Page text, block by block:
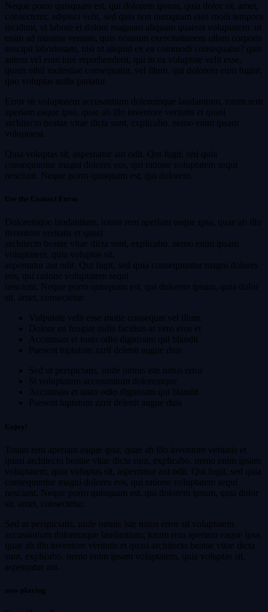
Neque porro quisquam est, qui dolorem ipsum, quia dolor sit, amet,
consectetur, adipisci velit, sed quia non numquam eius modi tempora
incidunt, ut labore et dolore magnam aliquam quaerat voluptatem. ut
enim ad minima veniam, quis nostrum exercitationem ullam corporis
suscipit laboriosam, nisi ut aliquid ex ea commodi consequatur? quis
autem vel eum iure reprehenderit, qui in ea voluptate velit esse,
quam nihil molestiae consequatur, vel illum, qui dolorem eum fugiat,
quo voluptas nulla pariatur.
Error sit voluptatem accusantium doloremque laudantium, totam rem
aperiam eaque ipsa, quae ab illo inventore veritatis et quasi
architecto beatae vitae dicta sunt, explicabo. nemo enim ipsam
voluptaем.
Quia voluptas sit, aspernatur aut odit. Qut fugit, sed quia
consequuntur magni dolores eos, qui ratione voluptatem sequi
nesciunt. Neque porro quisquam est, qui dolorem.
Use the Contact Form
Doloremque laudantium, totam rem aperiam eaque ipsa, quae ab illo
inventore veritatis et quasi
architecto beatae vitae dicta sunt, explicabo. nemo enim ipsam
voluptatem, quia voluptas sit,
aspernatur aut odit. Qut fugit, sed quia consequuntur magni dolores
eos, qui ratione voluptatem sequi
nesciunt. Neque porro quisquam est, qui dolorem ipsum, quia dolor
sit, amet, consectetur.
Vulputate velit esse motie consequat vel illum
Dolore eu feugiat nulla facilisis at vero eros et
Accumsan et iusto odio dignissim qui blandit
Paesent luptatum zzril delenit augue duis
Sed ut perspiciatis, unde omnis iste natus error
St voluptatem accusantium doloremque
Accumsan et iusto odio dignissim qui blandit
Paesent luptatum zzril delenit augue duis
Enjoy!
Totam rem aperiam eaque ipsa, quae ab illo inventore veritatis et
quasi architecto beatae vitae dicta sunt, explicabo. nemo enim ipsam
voluptatem, quia voluptas sit, aspernatur aut odit. Qut fugit, sed quia
consequuntur magni dolores eos, qui ratione voluptatem sequi
nesciunt. Neque porro quisquam est, qui dolorem ipsum, quia dolor
sit, amet, consectetur.
Sed ut perspiciatis, unde omnis iste natus error sit voluptatem
accusantium doloremque laudantium, totam rem aperiam eaque ipsa,
quae ab illo inventore veritatis et quasi architecto beatae vitae dicta
sunt, explicabo. nemo enim ipsam voluptatem, quia voluptas sit,
aspernatur aut.
now playing